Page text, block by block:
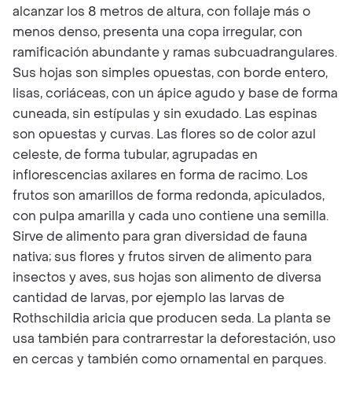
alcanzar los 8 metros de altura, con follaje más o
menos denso, presenta una copa irregular, con
ramificación abundante y ramas subcuadrangulares.
Sus hojas son simples opuestas, con borde entero,
lisas, coriáceas, con un ápice agudo y base de forma
cuneada, sin estípulas y sin exudado. Las espinas
son opuestas y curvas. Las flores so de color azul
celeste, de forma tubular, agrupadas en
inflorescencias axilares en forma de racimo. Los
frutos son amarillos de forma redonda, apiculados,
con pulpa amarilla y cada uno contiene una semilla.
Sirve de alimento para gran diversidad de fauna
nativa; sus flores y frutos sirven de alimento para
insectos y aves, sus hojas son alimento de diversa
cantidad de larvas, por ejemplo las larvas de
Rothschildia aricia que producen seda. La planta se
usa también para contrarrestar la deforestación, uso
en cercas y también como ornamental en parques.